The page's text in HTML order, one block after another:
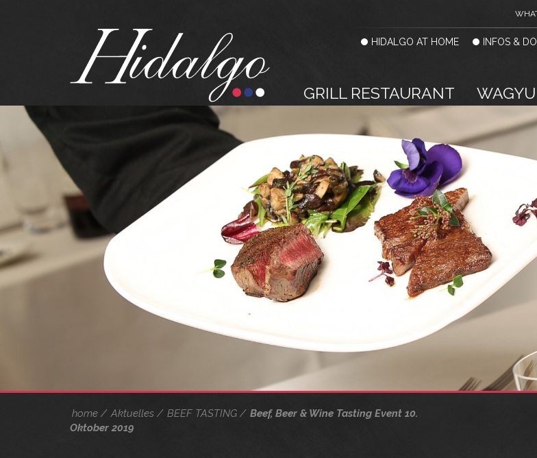
HIDALGO AT HOME INFOS &
GRILL RESTAURANT
home Aktuelles BEEF TASTING
Beef, Beer & Wine Tasting Event 10.
Oktober 2019